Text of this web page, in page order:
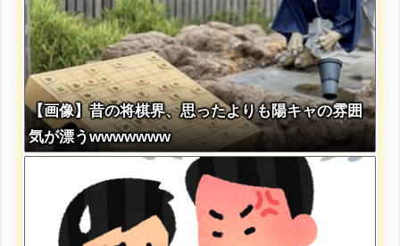
【画像】昔の将棋界、思ったよりも陽キャの雰囲
気が漂うwwwwwww